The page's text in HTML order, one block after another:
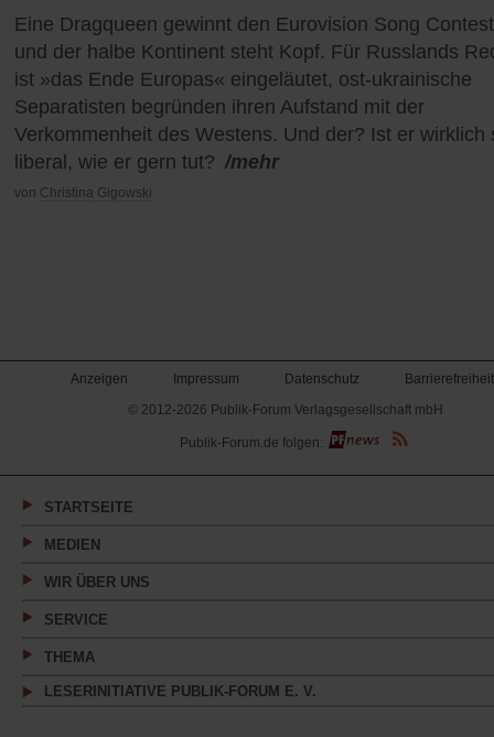
Eine Dragqueen gewinnt den Eurovision Song
und der halbe Kontinent steht Kopf. Für Russlands
ist »das Ende Europas« eingeläutet, ost-ukrainische
Separatisten begründen ihren Aufstand mit der
Verkommenheit des Westens. Und der? Ist er wirklich
liberal, wie er gern tut? /mehr
von Christina Gigowski
Anzeigen Impressum Datenschutz
Barrierefreiheit
© 2012-2026 Publik-Forum Verlagsgesellschaft mbH
(Öffnet
in
neuen
Publik-Forum.de folgen:
STARTSEITE
MEDIEN
WIR ÜBER UNS
SERVICE
THEMA
LESERINITIATIVE PUBLIK-FORUM E. V.